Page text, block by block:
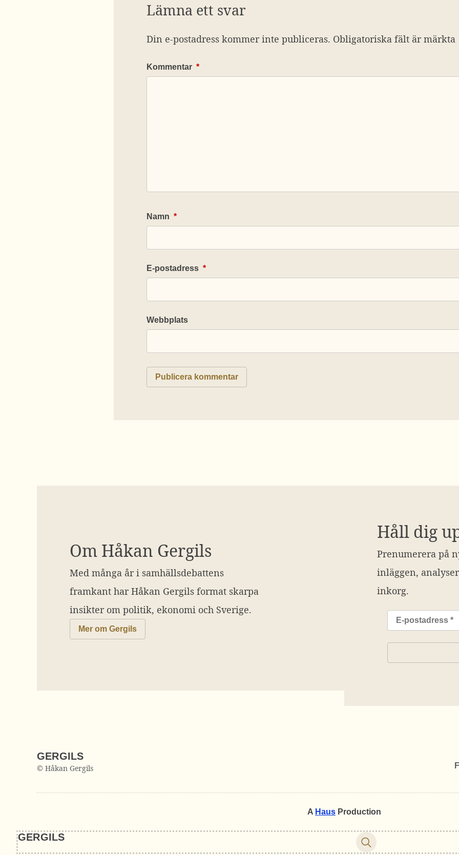
Lämna ett svar
Din e-postadress kommer inte publiceras. Obligatoriska fält är märkta
Kommentar *
Namn *
E-postadress *
Webbplats
Om Håkan Gergils
Med många år i samhällsdebattens
framkant har Håkan Gergils format skarpa
insikter om politik, ekonomi och Sverige.
Mer om Gergils
Håll dig
Prenumerera på
inläggen,
inkorg.
GERGILS
© Håkan Gergils
A Haus Production
GERGILS